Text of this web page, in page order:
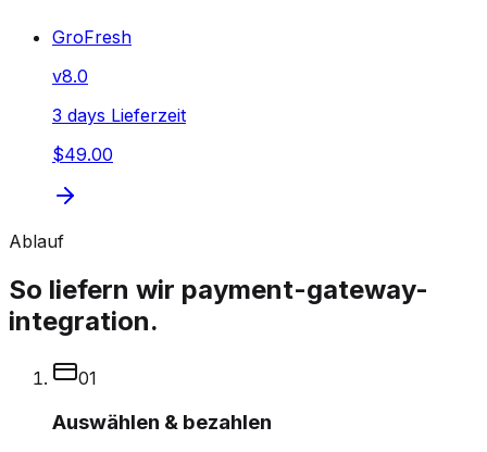
GroFresh
v8.0
3 days Lieferzeit
$49.00
Ablauf
So liefern wir payment-gateway-
integration.
01
Auswählen & bezahlen